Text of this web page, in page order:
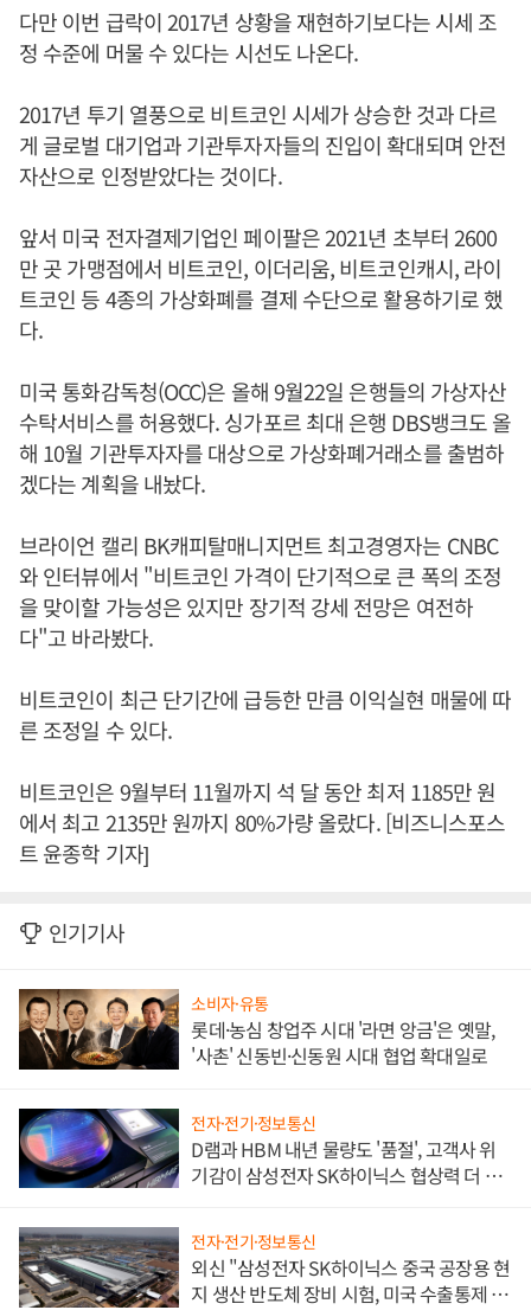
다만 이번 급락이 2017년 상황을 재현하기보다는 시세 조
정 수준에 머물 수 있다는 시선도 나온다.
2017년 투기 열풍으로 비트코인 시세가 상승한 것과 다르
게 글로벌 대기업과 기관투자자들의 진입이 확대되며 안전
자산으로 인정받았다는 것이다.
앞서 미국 전자결제기업인 페이팔은 2021년 초부터 2600
만 곳 가맹점에서 비트코인, 이더리움, 비트코인캐시, 라이
트코인 등 4종의 가상화폐를 결제 수단으로 활용하기로 했
다.
미국 통화감독청(OCC)은 올해 9월22일 은행들의 가상자산
수탁서비스를 허용했다. 싱가포르 최대 은행 DBS뱅크도 올
해 10월 기관투자자를 대상으로 가상화폐거래소를 출범하
겠다는 계획을 내놨다.
브라이언 캘리 BK캐피탈매니지먼트 최고경영자는 CNBC
와 인터뷰에서 "비트코인 가격이 단기적으로 큰 폭의 조정
을 맞이할 가능성은 있지만 장기적 강세 전망은 여전하
다"고 바라봤다.
비트코인이 최근 단기간에 급등한 만큼 이익실현 매물에 따
른 조정일 수 있다.
비트코인은 9월부터 11월까지 석 달 동안 최저 1185만 원
에서 최고 2135만 원까지 80%가량 올랐다. [비즈니스포스
트 윤종학 기자]
인기기사
소비자·유통
롯데·농심 창업주 시대 '라면 앙금'은 옛말,
'사촌' 신동빈·신동원 시대 협업 확대일로
전자·전기·정보통신
D램과 HBM 내년 물량도 '품절', 고객사 위
기감이 삼성전자 SK하이닉스 협상력 더 키
전자·전기·정보통신
외신 "삼성전자 SK하이닉스 중국 공장용 현
지 생산 반도체 장비 시험, 미국 수출통제 대